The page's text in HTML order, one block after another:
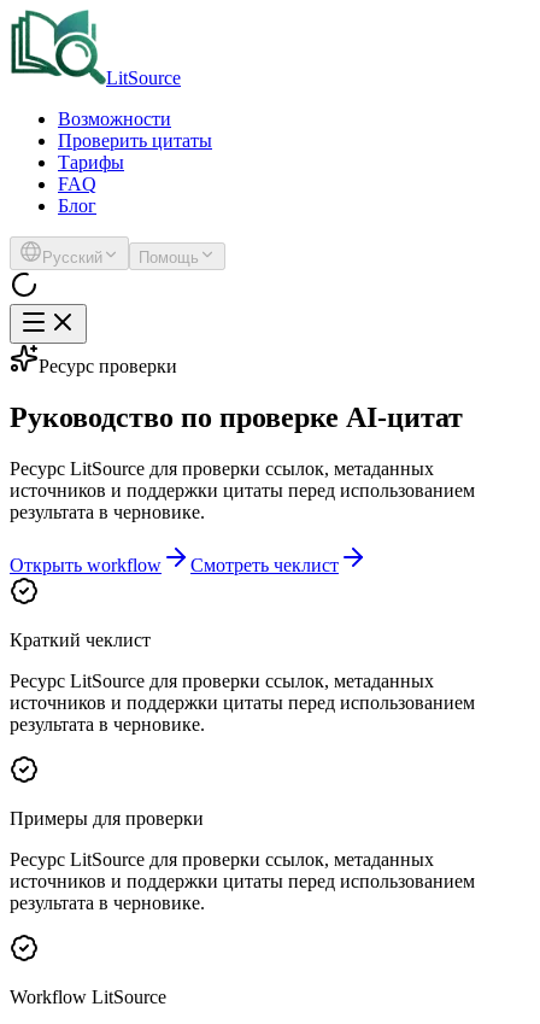
LitSource
Возможности
Проверить цитаты
Тарифы
FAQ
Блог
Русский Помощь
Ресурс проверки
Руководство по проверке AI-цитат
Ресурс LitSource для проверки ссылок, метаданных
источников и поддержки цитаты перед использованием
результата в черновике.
Открыть workflow Смотреть чеклист
Краткий чеклист
Ресурс LitSource для проверки ссылок, метаданных
источников и поддержки цитаты перед использованием
результата в черновике.
Примеры для проверки
Ресурс LitSource для проверки ссылок, метаданных
источников и поддержки цитаты перед использованием
результата в черновике.
Workflow LitSource